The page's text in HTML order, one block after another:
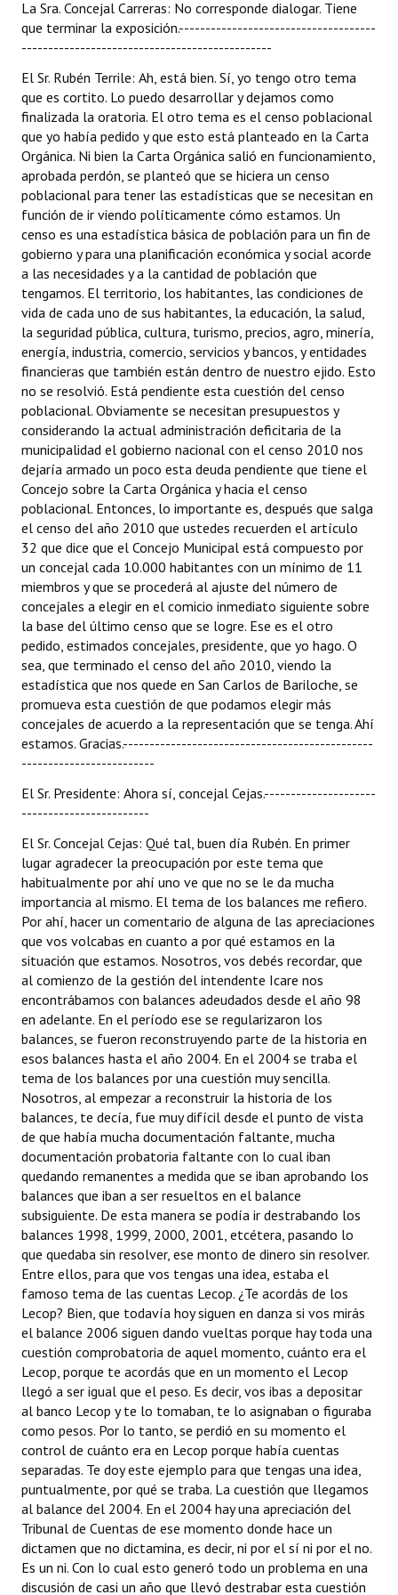
La Sra. Concejal Carreras: No corresponde dialogar. Tiene
que terminar la exposición.-------------------------------------
-----------------------------------------------
El Sr. Rubén Terrile: Ah, está bien. Sí, yo tengo otro tema
que es cortito. Lo puedo desarrollar y dejamos como
finalizada la oratoria. El otro tema es el censo poblacional
que yo había pedido y que esto está planteado en la Carta
Orgánica. Ni bien la Carta Orgánica salió en funcionamiento,
aprobada perdón, se planteó que se hiciera un censo
poblacional para tener las estadísticas que se necesitan en
función de ir viendo políticamente cómo estamos. Un
censo es una estadística básica de población para un fin de
gobierno y para una planificación económica y social acorde
a las necesidades y a la cantidad de población que
tengamos. El territorio, los habitantes, las condiciones de
vida de cada uno de sus habitantes, la educación, la salud,
la seguridad pública, cultura, turismo, precios, agro, minería,
energía, industria, comercio, servicios y bancos, y entidades
financieras que también están dentro de nuestro ejido. Esto
no se resolvió. Está pendiente esta cuestión del censo
poblacional. Obviamente se necesitan presupuestos y
considerando la actual administración deficitaria de la
municipalidad el gobierno nacional con el censo 2010 nos
dejaría armado un poco esta deuda pendiente que tiene el
Concejo sobre la Carta Orgánica y hacia el censo
poblacional. Entonces, lo importante es, después que salga
el censo del año 2010 que ustedes recuerden el artículo
32 que dice que el Concejo Municipal está compuesto por
un concejal cada 10.000 habitantes con un mínimo de 11
miembros y que se procederá al ajuste del número de
concejales a elegir en el comicio inmediato siguiente sobre
la base del último censo que se logre. Ese es el otro
pedido, estimados concejales, presidente, que yo hago. O
sea, que terminado el censo del año 2010, viendo la
estadística que nos quede en San Carlos de Bariloche, se
promueva esta cuestión de que podamos elegir más
concejales de acuerdo a la representación que se tenga. Ahí
estamos. Gracias.-----------------------------------------------
-------------------------
El Sr. Presidente: Ahora sí, concejal Cejas.---------------------
------------------------
El Sr. Concejal Cejas: Qué tal, buen día Rubén. En primer
lugar agradecer la preocupación por este tema que
habitualmente por ahí uno ve que no se le da mucha
importancia al mismo. El tema de los balances me refiero.
Por ahí, hacer un comentario de alguna de las apreciaciones
que vos volcabas en cuanto a por qué estamos en la
situación que estamos. Nosotros, vos debés recordar, que
al comienzo de la gestión del intendente Icare nos
encontrábamos con balances adeudados desde el año 98
en adelante. En el período ese se regularizaron los
balances, se fueron reconstruyendo parte de la historia en
esos balances hasta el año 2004. En el 2004 se traba el
tema de los balances por una cuestión muy sencilla.
Nosotros, al empezar a reconstruir la historia de los
balances, te decía, fue muy difícil desde el punto de vista
de que había mucha documentación faltante, mucha
documentación probatoria faltante con lo cual iban
quedando remanentes a medida que se iban aprobando los
balances que iban a ser resueltos en el balance
subsiguiente. De esta manera se podía ir destrabando los
balances 1998, 1999, 2000, 2001, etcétera, pasando lo
que quedaba sin resolver, ese monto de dinero sin resolver.
Entre ellos, para que vos tengas una idea, estaba el
famoso tema de las cuentas Lecop. ¿Te acordás de los
Lecop? Bien, que todavía hoy siguen en danza si vos mirás
el balance 2006 siguen dando vueltas porque hay toda una
cuestión comprobatoria de aquel momento, cuánto era el
Lecop, porque te acordás que en un momento el Lecop
llegó a ser igual que el peso. Es decir, vos ibas a depositar
al banco Lecop y te lo tomaban, te lo asignaban o figuraba
como pesos. Por lo tanto, se perdió en su momento el
control de cuánto era en Lecop porque había cuentas
separadas. Te doy este ejemplo para que tengas una idea,
puntualmente, por qué se traba. La cuestión que llegamos
al balance del 2004. En el 2004 hay una apreciación del
Tribunal de Cuentas de ese momento donde hace un
dictamen que no dictamina, es decir, ni por el sí ni por el no.
Es un ni. Con lo cual esto generó todo un problema en una
discusión de casi un año que llevó destrabar esta cuestión